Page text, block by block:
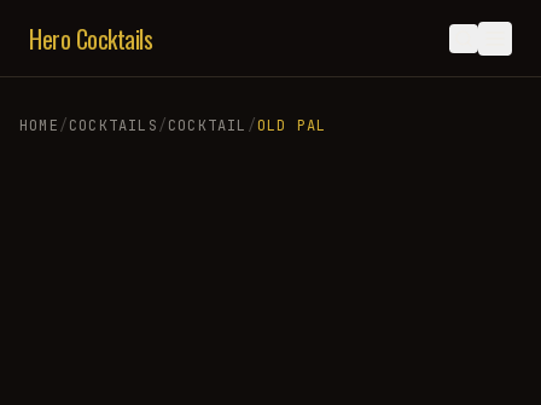
Hero Cocktails
HOME/COCKTAILS/COCKTAIL /OLD PAL